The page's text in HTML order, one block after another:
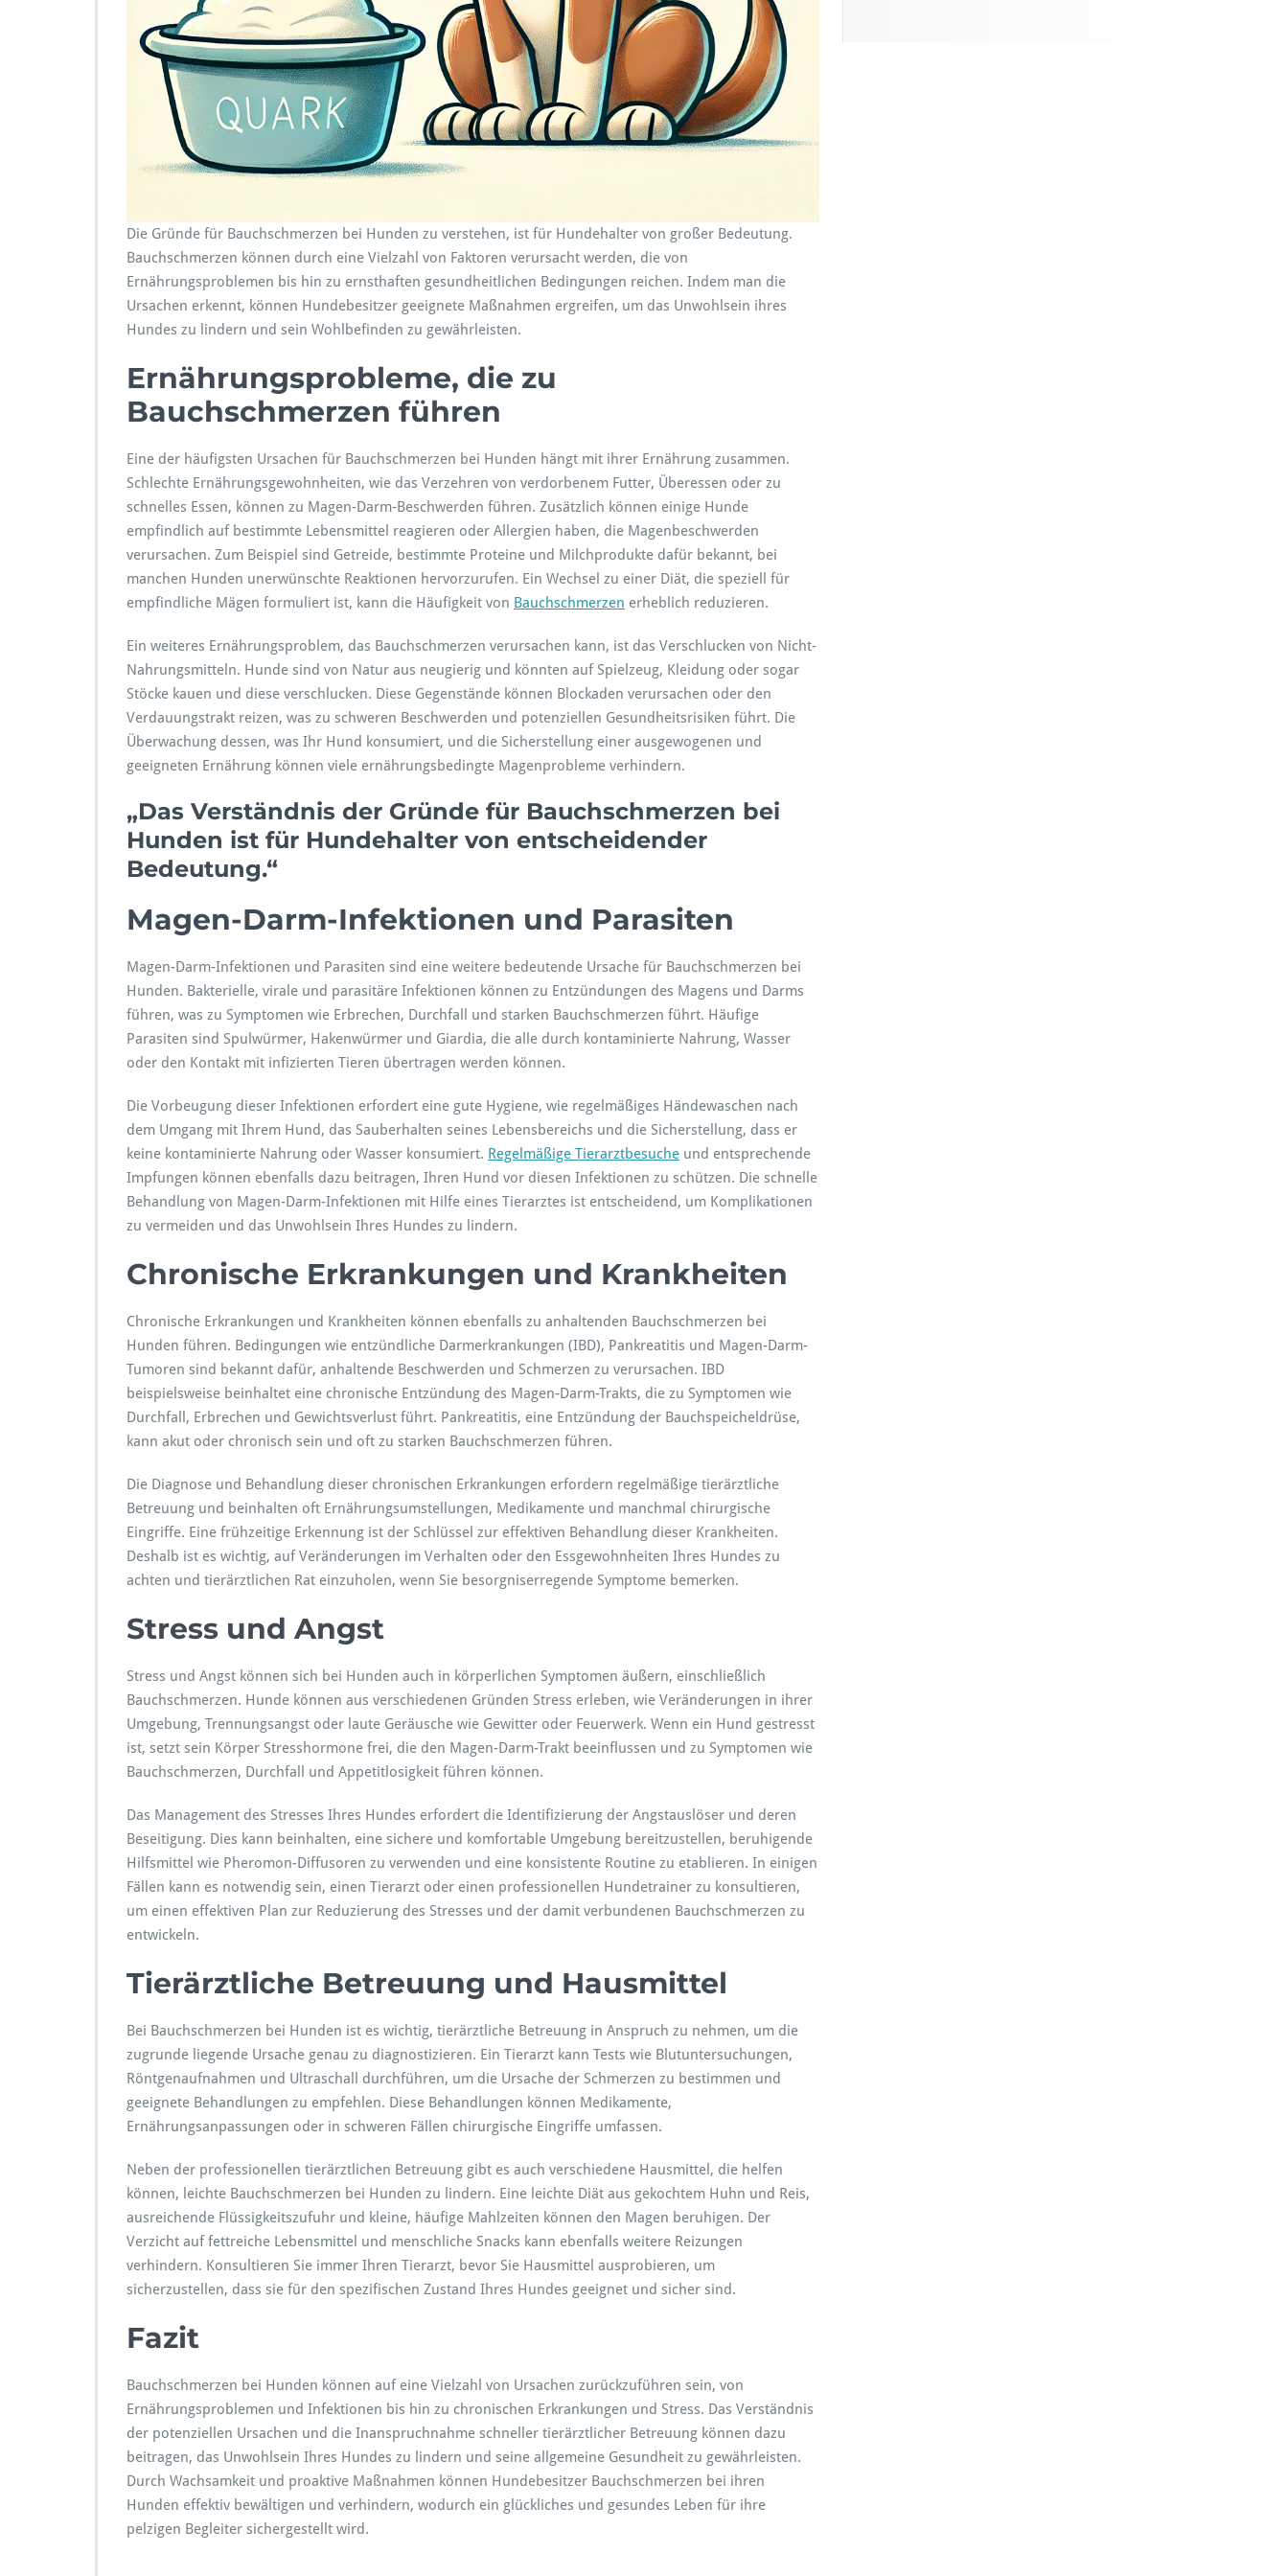
h
m
e
b
H
u
n
d
e
n
Die Gründe für Bauchschmerzen bei Hunden zu verstehen, ist für Hundehalter von großer Bedeutung.
Bauchschmerzen können durch eine Vielzahl von Faktoren verursacht werden, die von
Ernährungsproblemen bis hin zu ernsthaften gesundheitlichen Bedingungen reichen. Indem man die
Ursachen erkennt, können Hundebesitzer geeignete Maßnahmen ergreifen, um das Unwohlsein ihres
Hundes zu lindern und sein Wohlbefinden zu gewährleisten.
Ernährungsprobleme, die zu
Bauchschmerzen führen
Eine der häufigsten Ursachen für Bauchschmerzen bei Hunden hängt mit ihrer Ernährung zusammen.
Schlechte Ernährungsgewohnheiten, wie das Verzehren von verdorbenem Futter, Überessen oder zu
schnelles Essen, können zu Magen-Darm-Beschwerden führen. Zusätzlich können einige Hunde
empfindlich auf bestimmte Lebensmittel reagieren oder Allergien haben, die Magenbeschwerden
verursachen. Zum Beispiel sind Getreide, bestimmte Proteine und Milchprodukte dafür bekannt, bei
manchen Hunden unerwünschte Reaktionen hervorzurufen. Ein Wechsel zu einer Diät, die speziell für
empfindliche Mägen formuliert ist, kann die Häufigkeit von Bauchschmerzen erheblich reduzieren.
Ein weiteres Ernährungsproblem, das Bauchschmerzen verursachen kann, ist das Verschlucken von Nicht-
Nahrungsmitteln. Hunde sind von Natur aus neugierig und könnten auf Spielzeug, Kleidung oder sogar
Stöcke kauen und diese verschlucken. Diese Gegenstände können Blockaden verursachen oder den
Verdauungstrakt reizen, was zu schweren Beschwerden und potenziellen Gesundheitsrisiken führt. Die
Überwachung dessen, was Ihr Hund konsumiert, und die Sicherstellung einer ausgewogenen und
geeigneten Ernährung können viele ernährungsbedingte Magenprobleme verhindern.
„Das Verständnis der Gründe für Bauchschmerzen bei
Hunden ist für Hundehalter von entscheidender
Bedeutung.“
Magen-Darm-Infektionen und Parasiten
Magen-Darm-Infektionen und Parasiten sind eine weitere bedeutende Ursache für Bauchschmerzen bei
Hunden. Bakterielle, virale und parasitäre Infektionen können zu Entzündungen des Magens und Darms
führen, was zu Symptomen wie Erbrechen, Durchfall und starken Bauchschmerzen führt. Häufige
Parasiten sind Spulwürmer, Hakenwürmer und Giardia, die alle durch kontaminierte Nahrung, Wasser
oder den Kontakt mit infizierten Tieren übertragen werden können.
Die Vorbeugung dieser Infektionen erfordert eine gute Hygiene, wie regelmäßiges Händewaschen nach
dem Umgang mit Ihrem Hund, das Sauberhalten seines Lebensbereichs und die Sicherstellung, dass er
keine kontaminierte Nahrung oder Wasser konsumiert. Regelmäßige Tierarztbesuche und entsprechende
Impfungen können ebenfalls dazu beitragen, Ihren Hund vor diesen Infektionen zu schützen. Die schnelle
Behandlung von Magen-Darm-Infektionen mit Hilfe eines Tierarztes ist entscheidend, um Komplikationen
zu vermeiden und das Unwohlsein Ihres Hundes zu lindern.
Chronische Erkrankungen und Krankheiten
Chronische Erkrankungen und Krankheiten können ebenfalls zu anhaltenden Bauchschmerzen bei
Hunden führen. Bedingungen wie entzündliche Darmerkrankungen (IBD), Pankreatitis und Magen-Darm-
Tumoren sind bekannt dafür, anhaltende Beschwerden und Schmerzen zu verursachen. IBD
beispielsweise beinhaltet eine chronische Entzündung des Magen-Darm-Trakts, die zu Symptomen wie
Durchfall, Erbrechen und Gewichtsverlust führt. Pankreatitis, eine Entzündung der Bauchspeicheldrüse,
kann akut oder chronisch sein und oft zu starken Bauchschmerzen führen.
Die Diagnose und Behandlung dieser chronischen Erkrankungen erfordern regelmäßige tierärztliche
Betreuung und beinhalten oft Ernährungsumstellungen, Medikamente und manchmal chirurgische
Eingriffe. Eine frühzeitige Erkennung ist der Schlüssel zur effektiven Behandlung dieser Krankheiten.
Deshalb ist es wichtig, auf Veränderungen im Verhalten oder den Essgewohnheiten Ihres Hundes zu
achten und tierärztlichen Rat einzuholen, wenn Sie besorgniserregende Symptome bemerken.
Stress und Angst
Stress und Angst können sich bei Hunden auch in körperlichen Symptomen äußern, einschließlich
Bauchschmerzen. Hunde können aus verschiedenen Gründen Stress erleben, wie Veränderungen in ihrer
Umgebung, Trennungsangst oder laute Geräusche wie Gewitter oder Feuerwerk. Wenn ein Hund gestresst
ist, setzt sein Körper Stresshormone frei, die den Magen-Darm-Trakt beeinflussen und zu Symptomen wie
Bauchschmerzen, Durchfall und Appetitlosigkeit führen können.
Das Management des Stresses Ihres Hundes erfordert die Identifizierung der Angstauslöser und deren
Beseitigung. Dies kann beinhalten, eine sichere und komfortable Umgebung bereitzustellen, beruhigende
Hilfsmittel wie Pheromon-Diffusoren zu verwenden und eine konsistente Routine zu etablieren. In einigen
Fällen kann es notwendig sein, einen Tierarzt oder einen professionellen Hundetrainer zu konsultieren,
um einen effektiven Plan zur Reduzierung des Stresses und der damit verbundenen Bauchschmerzen zu
entwickeln.
Tierärztliche Betreuung und Hausmittel
Bei Bauchschmerzen bei Hunden ist es wichtig, tierärztliche Betreuung in Anspruch zu nehmen, um die
zugrunde liegende Ursache genau zu diagnostizieren. Ein Tierarzt kann Tests wie Blutuntersuchungen,
Röntgenaufnahmen und Ultraschall durchführen, um die Ursache der Schmerzen zu bestimmen und
geeignete Behandlungen zu empfehlen. Diese Behandlungen können Medikamente,
Ernährungsanpassungen oder in schweren Fällen chirurgische Eingriffe umfassen.
Neben der professionellen tierärztlichen Betreuung gibt es auch verschiedene Hausmittel, die helfen
können, leichte Bauchschmerzen bei Hunden zu lindern. Eine leichte Diät aus gekochtem Huhn und Reis,
ausreichende Flüssigkeitszufuhr und kleine, häufige Mahlzeiten können den Magen beruhigen. Der
Verzicht auf fettreiche Lebensmittel und menschliche Snacks kann ebenfalls weitere Reizungen
verhindern. Konsultieren Sie immer Ihren Tierarzt, bevor Sie Hausmittel ausprobieren, um
sicherzustellen, dass sie für den spezifischen Zustand Ihres Hundes geeignet und sicher sind.
Fazit
Bauchschmerzen bei Hunden können auf eine Vielzahl von Ursachen zurückzuführen sein, von
Ernährungsproblemen und Infektionen bis hin zu chronischen Erkrankungen und Stress. Das Verständnis
der potenziellen Ursachen und die Inanspruchnahme schneller tierärztlicher Betreuung können dazu
beitragen, das Unwohlsein Ihres Hundes zu lindern und seine allgemeine Gesundheit zu gewährleisten.
Durch Wachsamkeit und proaktive Maßnahmen können Hundebesitzer Bauchschmerzen bei ihren
Hunden effektiv bewältigen und verhindern, wodurch ein glückliches und gesundes Leben für ihre
pelzigen Begleiter sichergestellt wird.